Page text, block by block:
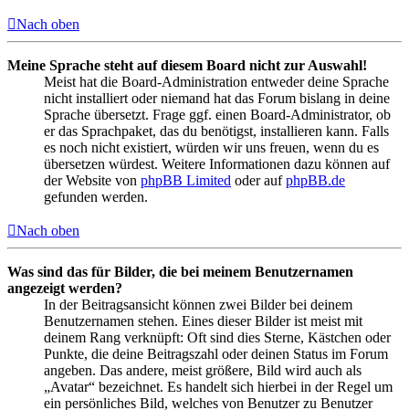
Nach oben
Meine Sprache steht auf diesem Board nicht zur Auswahl!
Meist hat die Board-Administration entweder deine Sprache
nicht installiert oder niemand hat das Forum bislang in deine
Sprache übersetzt. Frage ggf. einen Board-Administrator, ob
er das Sprachpaket, das du benötigst, installieren kann. Falls
es noch nicht existiert, würden wir uns freuen, wenn du es
übersetzen würdest. Weitere Informationen dazu können auf
der Website von phpBB Limited oder aufphpBB.de
gefunden werden.
Nach oben
Was sind das für Bilder, die bei meinem Benutzernamen
angezeigt werden?
In der Beitragsansicht können zwei Bilder bei deinem
Benutzernamen stehen. Eines dieser Bilder ist meist mit
deinem Rang verknüpft: Oft sind dies Sterne, Kästchen oder
Punkte, die deine Beitragszahl oder deinen Status im Forum
angeben. Das andere, meist größere, Bild wird auch als
„Avatar“ bezeichnet. Es handelt sich hierbei in der Regel um
ein persönliches Bild, welches von Benutzer zu Benutzer